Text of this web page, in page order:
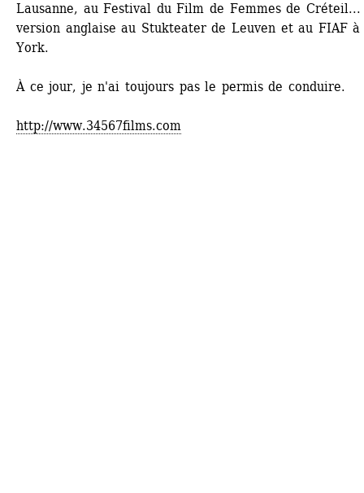
Lausanne, au Festival du Film de Femmes de
version anglaise au Stukteater de Leuven et au FIAF à
York.
À ce jour, je n'ai toujours pas le permis de conduire.
http://www.34567films.com